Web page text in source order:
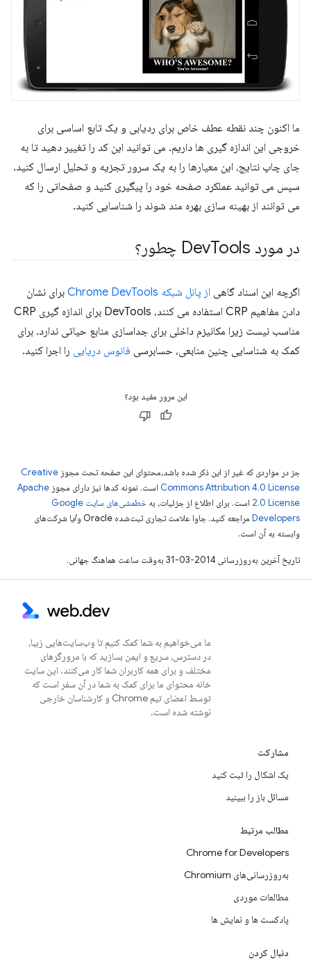
ما اکنون چند نقطه عطف خاص برای ردیابی و یک تابع اساسی برای
خروجی این اندازه گیری ها داریم. می توانید این کد را تغییر دهید تا به
جای چاپ نتایج، این معیارها را به یک سرور تجزیه و تحلیل ارسال کنید.
سپس می توانید عملکرد صفحه خود را پیگیری کنید و صفحاتی را که
می توانند از بهینه سازی بهره مند شوند را شناسایی کنید.
در مورد Dev Tools چطور؟
اگرچه این اسناد گاهی از پانل شبکه Chrome DevTools
برای نشان
دادن مفاهیم CRP استفاده می کنند، DevTools برای اندازه گیری CRP
مناسب نیست زیرا مکانیزم داخلی برای جداسازی منابع حیاتی ندارد. برای
کمک به شناسایی چنین منابعی، حسابرسی فانوس دریایی را اجرا کنید.
این مرور مفید بود؟
جز در مواردی که غیر از این ذکر شده باشد،‌محتوای این صفحه تحت مجوز Creative
Commons Attribution 4.0 License است. نمونه کدها نیز دارای مجوز Apache
2.0 License است. برای اطلاع از جزئیات، به
خطمشی‌های سایت Google
Developers‏
مراجعه کنید. جاوا علامت تجاری ثبت‌شده Oracle و/یا شرکت‌های
وابسته به آن است.
تاریخ آخرین به‌روزرسانی 2014-03-31 به‌وقت ساعت هماهنگ جهانی.
ما می‌خواهیم به شما کمک کنیم تا وب‌سایت‌هایی زیبا،
در دسترس، سریع و ایمن بسازید که با مرورگرهای
مختلف و برای همه کاربران شما کار می‌کنند. این سایت
خانه محتوای ما برای کمک به شما در آن سفر است که
توسط اعضای تیم Chrome و کارشناسان خارجی
نوشته شده است.
مشارکت
یک اشکال را ثبت کنید
مسائل باز را ببینید
مطالب مرتبط
Chrome for Developers
به‌روزرسانی‌های Chromium
مطالعات موردی
پادکست ها و نمایش ها
دنبال کردن